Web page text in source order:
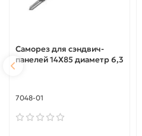
Саморез для сэндвич-
панелей 14X85 диаметр 6,3
7048-01